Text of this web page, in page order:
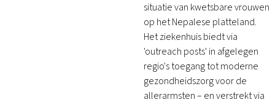
situatie van kwetsbare vrouwen
op het Nepalese platteland.
Het ziekenhuis biedt via
'outreach posts' in afgelegen
regio's toegang tot moderne
gezondheidszorg voor de
allerarmsten – en verstrekt via